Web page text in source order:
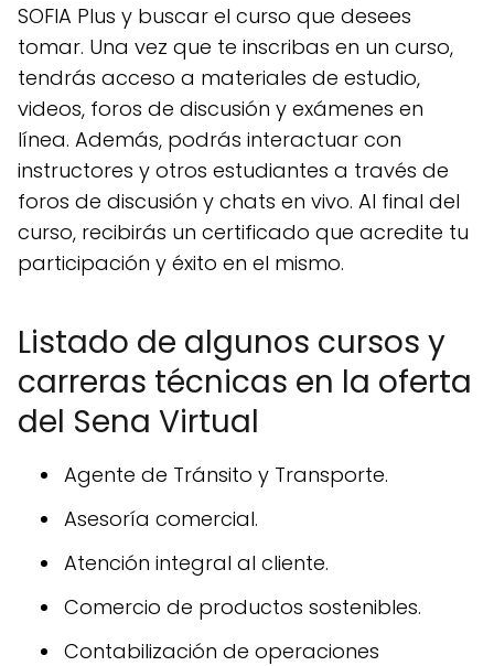
SOFIA Plus y buscar el curso que desees
tomar. Una vez que te inscribas en un curso,
tendrás acceso a materiales de estudio,
videos, foros de discusión y exámenes en
línea. Además, podrás interactuar con
instructores y otros estudiantes a través de
foros de discusión y chats en vivo. Al final del
curso, recibirás un certificado que acredite tu
participación y éxito en el mismo.
Listado de algunos cursos y
carreras técnicas en la oferta
del Sena Virtual
Agente de Tránsito y Transporte.
Asesoría comercial.
Atención integral al cliente.
Comercio de productos sostenibles.
Contabilización de operaciones